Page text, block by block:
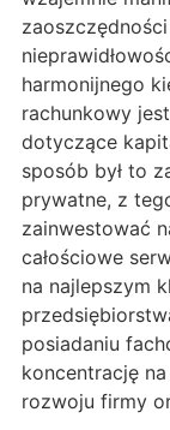
harmonijnego
rachunkowy
dotyczące
sposób był to
prywatne, z
zainwestować
całościowe
na najlepszym
posiadaniu
koncentrację
rozwoju firmy